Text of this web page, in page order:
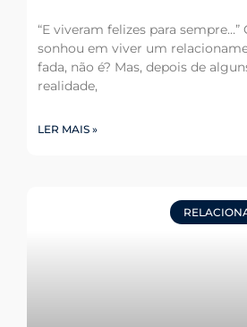
“E viveram felizes para sempre…”
sonhou em viver um
fada, não é? Mas, depois de
realidade,
LER MAIS »